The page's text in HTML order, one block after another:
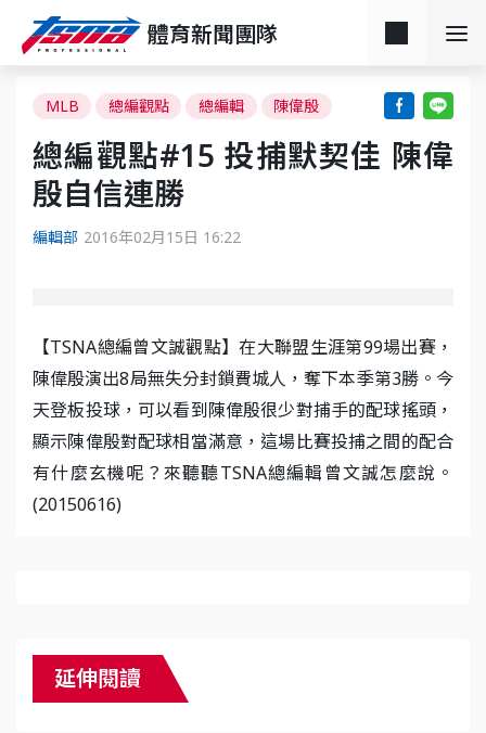
體育新聞團隊
MLB 總編觀點 總編輯 陳偉殷
總編觀點#15 投捕默契佳 陳偉
殷自信連勝
編輯部 2016年02月15日 16:22
【TSNA總編曾文誠觀點】在大聯盟生涯第99場出賽，
陳偉殷演出8局無失分封鎖費城人，奪下本季第3勝。今
天登板投球，可以看到陳偉殷很少對捕手的配球搖頭，
顯示陳偉殷對配球相當滿意，這場比賽投捕之間的配合
有什麼玄機呢？來聽聽TSNA總編輯曾文誠怎麼說。
(20150616)
延伸閱讀